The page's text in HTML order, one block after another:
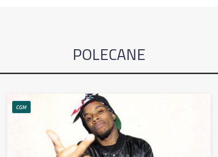
POLECANE
CGM